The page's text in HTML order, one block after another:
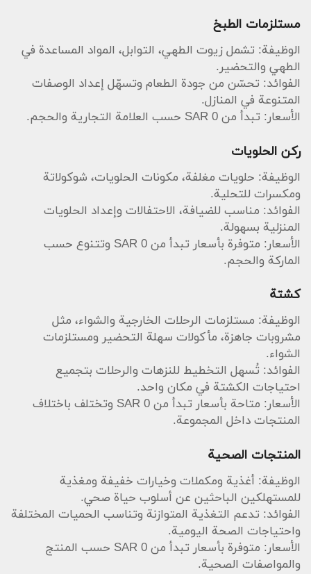
مستلزمات الطبخ
الوظيفة: تشمل زيوت الطهي، التوابل، المواد المساعدة في
الطهي والتحضير.
الفوائد: تحسّن من جودة الطعام وتسهّل إعداد الوصفات
المتنوعة في المنازل.
الأسعار: تبدأ من SAR 0 حسب العلامة التجارية والحجم.
ركن الحلويات
الوظيفة: حلويات مغلفة، مكونات الحلويات، شوكولاتة
ومكسرات للتحلية.
الفوائد: مناسب للضيافة، الاحتفالات وإعداد الحلويات
المنزلية بسهولة.
الأسعار: متوفرة بأسعار تبدأ من SAR 0 وتتنوع حسب
الماركة والحجم.
كشتة
الوظيفة: مستلزمات الرحلات الخارجية والشواء، مثل
مشروبات جاهزة، مأكولات سهلة التحضير ومستلزمات
الشواء.
الفوائد: تُسهل التخطيط للنزهات والرحلات بتجميع
احتياجات الكشتة في مكان واحد.
الأسعار: متاحة بأسعار تبدأ من SAR 0 وتختلف باختلاف
المنتجات داخل المجموعة.
المنتجات الصحية
الوظيفة: أغذية ومكملات وخيارات خفيفة ومغذية
للمستهلكين الباحثين عن أسلوب حياة صحي.
الفوائد: تدعم التغذية المتوازنة وتناسب الحميات المختلفة
واحتياجات الصحة اليومية.
الأسعار: متوفرة بأسعار تبدأ من SAR 0 حسب المنتج
والمواصفات الصحية.